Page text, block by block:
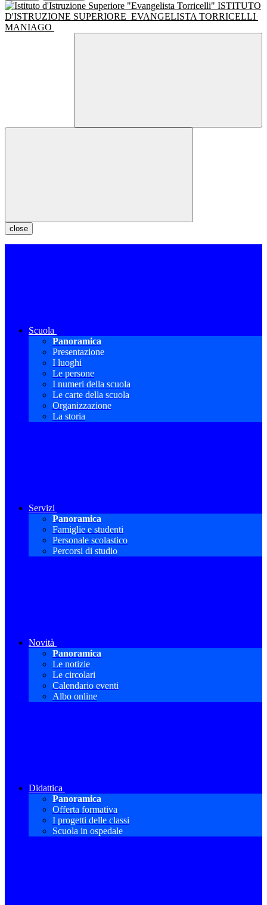
ISTITUTO
D'ISTRUZIONE SUPERIORE EVANGELISTA TORRICELLI
MANIAGO
close
Scuola
Panoramica
Presentazione
I luoghi
Le persone
I numeri della scuola
Le carte della scuola
Organizzazione
La storia
Servizi
Panoramica
Famiglie e studenti
Personale scolastico
Percorsi di studio
Novità
Panoramica
Le notizie
Le circolari
Calendario eventi
Albo online
Didattica
Panoramica
Offerta formativa
I progetti delle classi
Scuola in ospedale